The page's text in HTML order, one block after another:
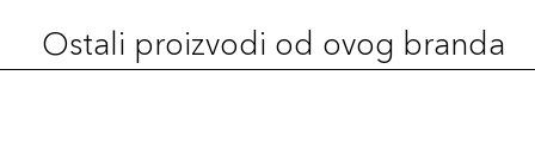
Ostali proizvodi od ovog branda